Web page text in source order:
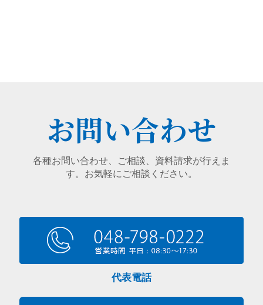
お問い合わせ
各種お問い合わせ、ご相談、資料請求が行えま
す。お気軽にご相談ください。
代表電話